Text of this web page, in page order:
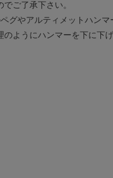
ご了承下さい。
やアルティメットハンマ
ようにハンマーを下に下